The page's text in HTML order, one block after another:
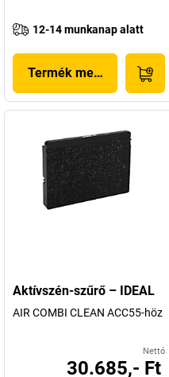
12-14 munkanap alatt
Termék megjelenítése
Aktívszén-szűrő – IDEAL
AIR COMBI CLEAN ACC55-höz
Nettó
30.685,- Ft